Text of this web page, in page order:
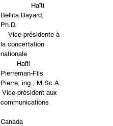
Haïti
Bellita Bayard,
Ph.D.
Vice-présidente à
la concertation
nationale
Haïti
Pierreman-Fils
Pierre, ing., M.Sc.A.
Vice-président aux
communications
Canada